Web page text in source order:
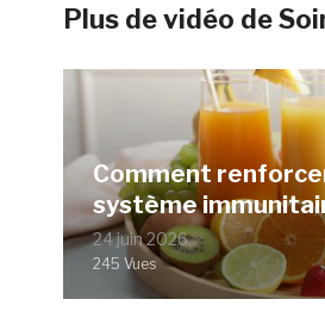
Plus de vidéo de
Comment
système
24 juin 2026
245 Vues